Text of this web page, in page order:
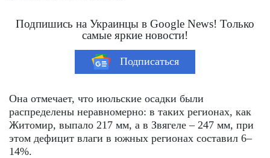
Подпишись на Украинцы в Google News! Только
самые яркие новости!
Подписаться
Она отмечает, что июльские осадки были
распределены неравномерно: в таких регионах, как
Житомир, выпало 217 мм, а в Звягеле – 247 мм, при
этом дефицит влаги в южных регионах составил 6–
14%.